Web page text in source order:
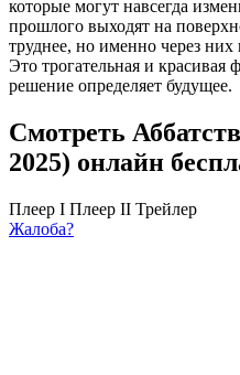
которые могут навсегда
прошлого выходят на
труднее, но именно через них
Это трогательная и красивая
решение определяет будущее.
Смотреть
2025) онлайн
Плеер I Плеер II Трейлер
Жалоба?